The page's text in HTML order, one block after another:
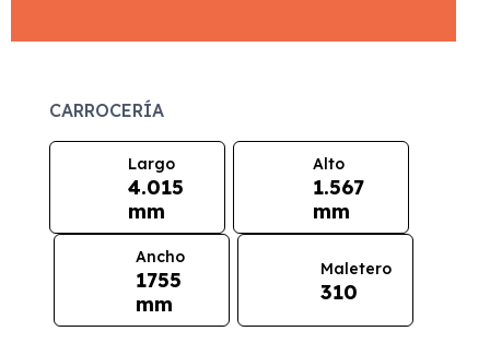
CARROCERÍA
Largo
4.015
mm
Alto
1.567
mm
Ancho
1755
mm
Maletero
310